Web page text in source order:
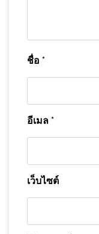
ชื่อ *
อีเมล *
เว็บไซต์